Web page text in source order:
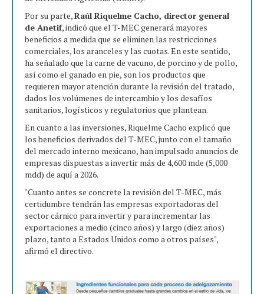
Por su parte,Raúl Riquelme Cacho, director general
de Anetif, indicó que el T-MEC generará mayores
beneficios a medida que se eliminen las restricciones
comerciales, los aranceles y las cuotas. En este sentido,
ha señalado que la carne de vacuno, de porcino y de pollo,
así como el ganado en pie, son los productos que
requieren mayor atención durante la revisión del tratado,
dados los volúmenes de intercambio y los desafíos
sanitarios, logísticos y regulatorios que plantean.
En cuanto a las inversiones, Riquelme Cacho explicó que
los beneficios derivados del T-MEC, junto con el tamaño
del mercado interno mexicano, han impulsado anuncios de
empresas dispuestas a invertir más de 4,600 mde (5,000
mdd) de aquí a 2026.
"Cuanto antes se concrete la revisión del T-MEC, más
certidumbre tendrán las empresas exportadoras del
sector cárnico para invertir y para incrementar las
exportaciones a medio (cinco años) y largo (diez años)
plazo, tanto a Estados Unidos como a otros países",
afirmó el directivo.